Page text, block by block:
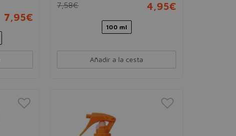
7,95€
7,58€ 4,95€
100 ml
Añadir a la cesta